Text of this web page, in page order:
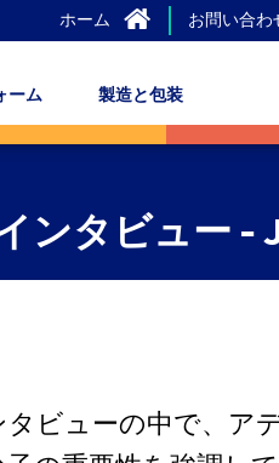
ホーム お問い合わ
ーム 製造と包装
ンタビュー -
タビューの中で、ア